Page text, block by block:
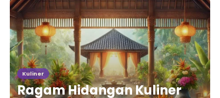
Kuliner
Ragam Hidangan Kuliner